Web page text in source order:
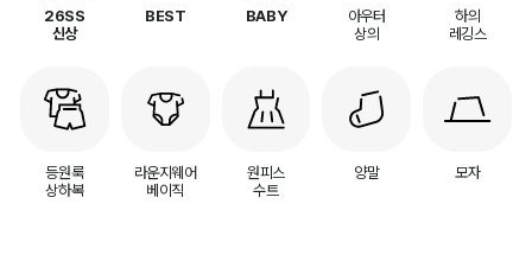
26SS
신상
BEST BABY
아우터
상의
하의
레깅스
등원룩
상하복
라운지웨어
베이직
원피스
수트
양말 모자